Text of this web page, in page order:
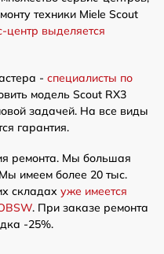
техники Miele Scout
центр выделяется
- специалисты по
модель Scout RX3
задачей. На все виды
гарантия.
ремонта. Мы большая
имеем более 20 тыс.
складах уже имеется
. При заказе ремонта
-25%.